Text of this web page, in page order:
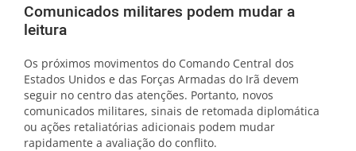
Comunicados militares podem mudar a
leitura
Os próximos movimentos do Comando Central dos
Estados Unidos e das Forças Armadas do Irã devem
seguir no centro das atenções. Portanto, novos
comunicados militares, sinais de retomada diplomática
ou ações retaliatórias adicionais podem mudar
rapidamente a avaliação do conflito.